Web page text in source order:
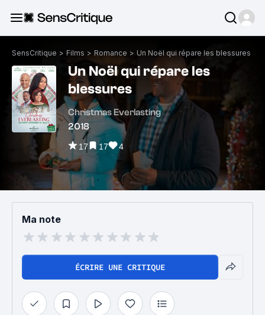
SensCritique > Films > Romance > Un Noël qui répare les blessures
Un Noël qui répare les
blessures
Christmas Everlasting
2018
17 17 4
Ma note
ÉCRIRE UNE CRITIQUE